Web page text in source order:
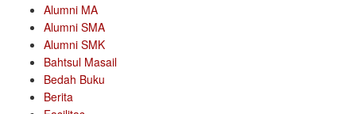
Alumni MA
Alumni SMA
Alumni SMK
Bahtsul Masail
Bedah Buku
Berita